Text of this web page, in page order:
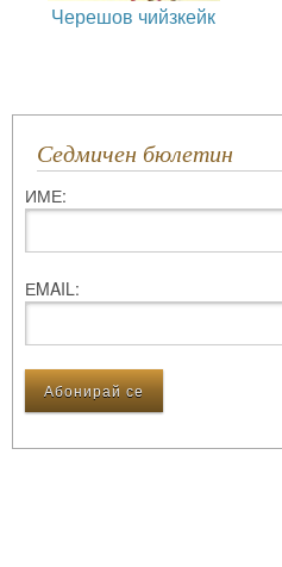
Черешов чийзкейк
Седмичен бюлетин
ИМЕ:
ЕMAIL: